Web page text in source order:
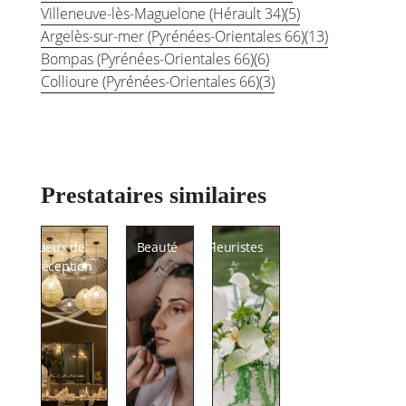
Villeneuve-lès-Maguelone (Hérault 34)(5)
Argelès-sur-mer (Pyrénées-Orientales 66)(13)
Bompas (Pyrénées-Orientales 66)(6)
Collioure (Pyrénées-Orientales 66)(3)
Prestataires similaires
Lieux de
réception
Beauté Fleuristes